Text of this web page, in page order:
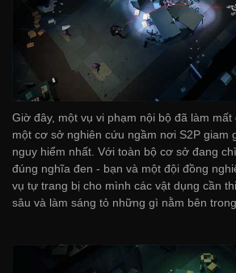
Giờ đây, một vụ vi phạm nội bộ đã làm mất
một cơ sở nghiên cứu ngầm nơi S2P giam
nguy hiểm nhất. Với toàn bộ cơ sở đang
đúng nghĩa đen - bạn và một đội đồng
vụ tự trang bị cho mình các vật dụng cần
sâu và làm sáng tỏ những gì nằm bên